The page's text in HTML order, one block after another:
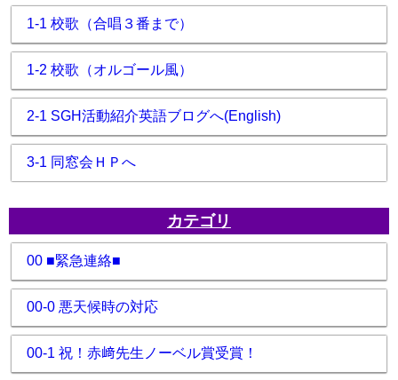
1-1 校歌（合唱３番まで）
1-2 校歌（オルゴール風）
2-1 SGH活動紹介英語ブログへ(English)
3-1 同窓会ＨＰへ
カテゴリ
00 ■緊急連絡■
00-0 悪天候時の対応
00-1 祝！赤﨑先生ノーベル賞受賞！